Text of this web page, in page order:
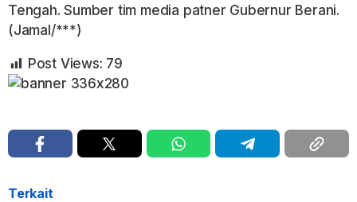
Tengah. Sumber tim media patner Gubernur Berani.
(Jamal/***)
Post Views: 79
Terkait